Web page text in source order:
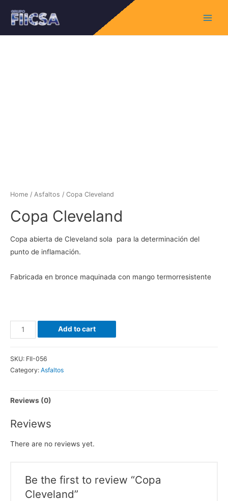
Home / Asfaltos / Copa Cleveland
Copa Cleveland
Copa abierta de Cleveland sola para la determinación del
punto de inflamación.
Fabricada en bronce maquinada con mango termorresistente
Copa
Cleveland
Add to cart
SKU: FII-056
Category: Asfaltos
Reviews (0)
Reviews
There are no reviews yet.
Be the first to review “Copa
Cleveland”